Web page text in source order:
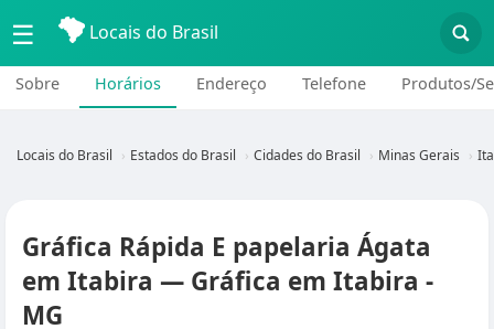
☰ Locais do Brasil
Sobre Horários Endereço Telefone Produtos/
Locais do Brasil Estados do Brasil Cidades do Brasil Minas Gerais
Gráfica Rápida E papelaria Ágata
em Itabira — Gráfica em Itabira -
MG